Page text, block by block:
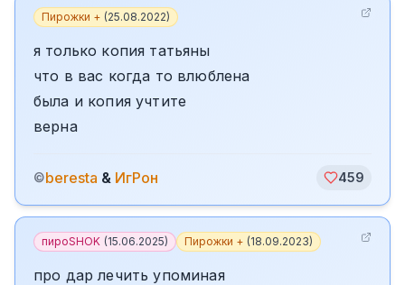
Пирожки + (25.08.2022)
я только копия татьяны
что в вас когда то влюблена
была и копия учтите
верна
©beresta & ИгРон 459
пироSHOK (15.06.2025) Пирожки + (18.09.2023)
про дар лечить упоминая